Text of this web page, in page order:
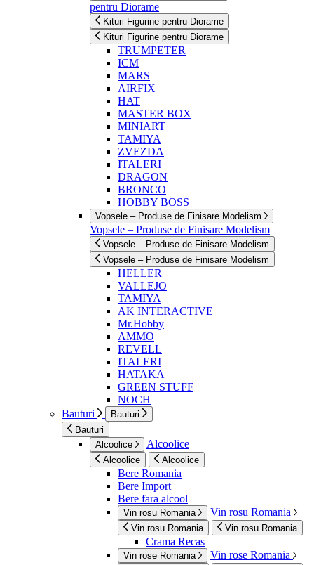
pentru Diorame
Kituri Figurine pentru Diorame
Kituri Figurine pentru Diorame
TRUMPETER
ICM
MARS
AIRFIX
HAT
MASTER BOX
MINIART
TAMIYA
ZVEZDA
ITALERI
DRAGON
BRONCO
HOBBY BOSS
Vopsele – Produse de Finisare Modelism
Vopsele – Produse de Finisare Modelism
Vopsele – Produse de Finisare Modelism
Vopsele – Produse de Finisare Modelism
HELLER
VALLEJO
TAMIYA
AK INTERACTIVE
Mr.Hobby
AMMO
REVELL
ITALERI
HATAKA
GREEN STUFF
NOCH
Bauturi
Bauturi
Bauturi
Alcoolice
Alcoolice
Alcoolice Alcoolice
Bere Romania
Bere Import
Bere fara alcool
Vin rosu Romania Vin rosu Romania
Vin rosu Romania Vin rosu Romania
Crama Recas
Vin rose Romania Vin rose Romania